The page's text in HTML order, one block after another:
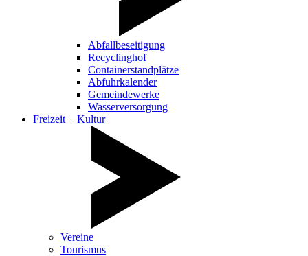
Abfallbeseitigung
Recyclinghof
Containerstandplätze
Abfuhrkalender
Gemeindewerke
Wasserversorgung
Freizeit + Kultur
Vereine
Tourismus